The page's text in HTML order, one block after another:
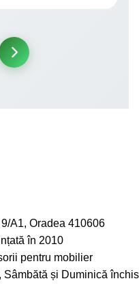
A1, Oradea 410606
în 2010
pentru mobilier
Sâmbătă și Duminică închis